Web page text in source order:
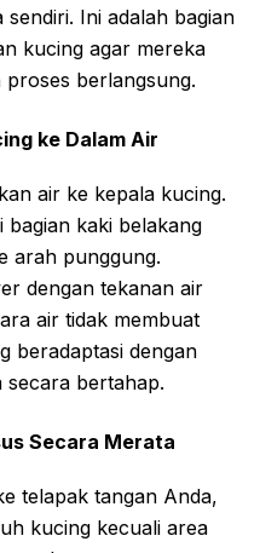
Ini adalah bagian
kucing agar mereka
proses berlangsung.
ke Dalam Air
air ke kepala kucing.
bagian kaki belakang
arah punggung.
dengan tekanan air
air tidak membuat
beradaptasi dengan
secara bertahap.
Secara Merata
telapak tangan Anda,
kucing kecuali area